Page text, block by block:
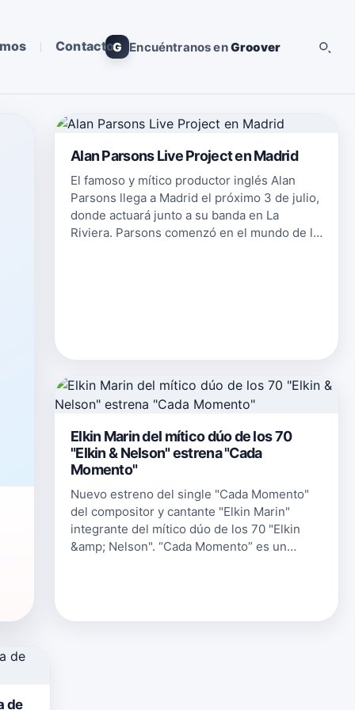
ContactoG Encuéntranos enGroover
Alan Parsons Live Project en Madrid
El famoso y mítico productor inglés Alan
Parsons llega a Madrid el próximo 3 de julio,
donde actuará junto a su banda en La
Riviera. Parsons comenzó en el mundo de la
Elkin Marin del mítico dúo de los 70
"Elkin & Nelson" estrena "Cada
Momento"
Nuevo estreno del single "Cada Momento"
del compositor y cantante "Elkin Marin"
integrante del mítico dúo de los 70 "Elkin
&amp; Nelson". “Cada Momento” es un
de